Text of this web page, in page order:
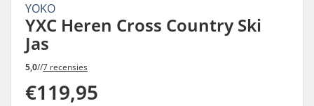
YOKO
YXC Heren Cross Country Ski
Jas
5,0//7 recensies
€119,95